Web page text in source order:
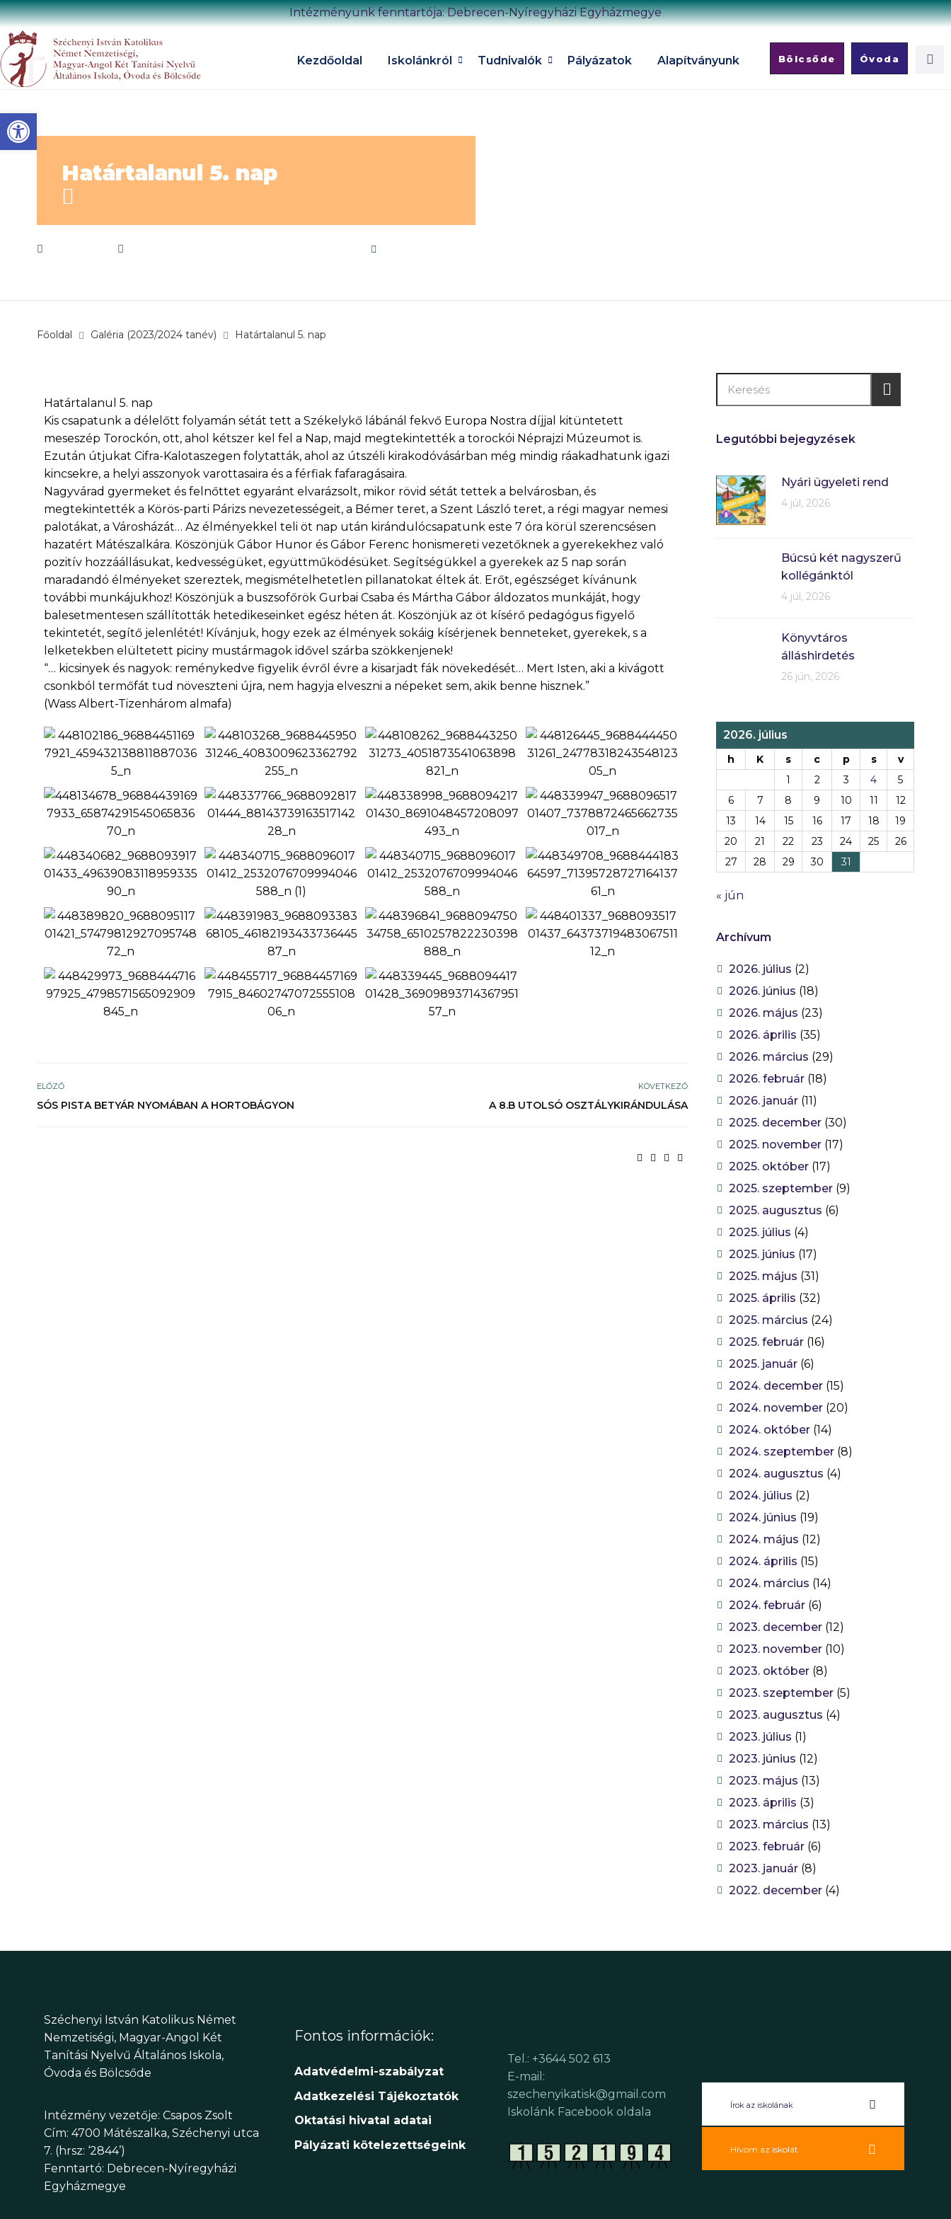
Eszköztár megnyitása
Intézményünk fenntartója: Debrecen-Nyíregyházi Egyházmegye
Kezdőoldal Iskolánkról Tudnivalók Pályázatok Alapítványunk Bölcsőde Óvoda
Határtalanul 5. nap
Főoldal Galéria (2023/2024 tanév) Határtalanul 5. nap
Határtalanul 5. nap
Kis csapatunk a délelőtt folyamán sétát tett a Székelykő lábánál fekvő Europa Nostra díjjal kitüntetett
meseszép Torockón, ott, ahol kétszer kel fel a Nap, majd megtekintették a torockói Néprajzi Múzeumot is.
Ezután útjukat Cifra-Kalotaszegen folytatták, ahol az útszéli kirakodóvásárban még mindig ráakadhatunk igazi
kincsekre, a helyi asszonyok varottasaira és a férfiak fafaragásaira.
Nagyvárad gyermeket és felnőttet egyaránt elvarázsolt, mikor rövid sétát tettek a belvárosban, és
megtekintették a Körös-parti Párizs nevezetességeit, a Bémer teret, a Szent László teret, a régi magyar nemesi
palotákat, a Városházát… Az élményekkel teli öt nap után kirándulócsapatunk este 7 óra körül szerencsésen
hazatért Mátészalkára. Köszönjük Gábor Hunor és Gábor Ferenc honismereti vezetőknek a gyerekekhez való
pozitív hozzáállásukat, kedvességüket, együttműködésüket. Segítségükkel a gyerekek az 5 nap során
maradandó élményeket szereztek, megismételhetetlen pillanatokat éltek át. Erőt, egészséget kívánunk
további munkájukhoz! Köszönjük a buszsofőrök Gurbai Csaba és Mártha Gábor áldozatos munkáját, hogy
balesetmentesen szállították hetedikeseinket egész héten át. Köszönjük az öt kísérő pedagógus figyelő
tekintetét, segítő jelenlétét! Kívánjuk, hogy ezek az élmények sokáig kísérjenek benneteket, gyerekek, s a
lelketekben elültetett piciny mustármagok idővel szárba szökkenjenek!
“… kicsinyek és nagyok: reménykedve figyelik évről évre a kisarjadt fák növekedését… Mert Isten, aki a kivágott
csonkból termőfát tud növeszteni újra, nem hagyja elveszni a népeket sem, akik benne hisznek.”
(Wass Albert-Tizenhárom almafa)
ELŐZŐ
SÓS PISTA BETYÁR NYOMÁBAN A HORTOBÁGYON
KÖVETKEZŐ
A 8.B UTOLSÓ OSZTÁLYKIRÁNDULÁSA
Legutóbbi bejegyzések
Nyári ügyeleti rend
4 júl, 2026
Búcsú két nagyszerű
kollégánktól
4 júl, 2026
Könyvtáros
álláshirdetés
26 jún, 2026
2026. július
h K s c p s
v
1
2 3 4
5
6
7 8 9 10 11
12
13
14 15 16 17 18
19
20
21 22 23 24 25
26
27
28 29 30 31
« jún
Archívum
2026. július (2)
2026. június (18)
2026. május (23)
2026. április (35)
2026. március (29)
2026. február (18)
2026. január (11)
2025. december (30)
2025. november (17)
2025. október (17)
2025. szeptember (9)
2025. augusztus (6)
2025. július (4)
2025. június (17)
2025. május (31)
2025. április (32)
2025. március (24)
2025. február (16)
2025. január (6)
2024. december (15)
2024. november (20)
2024. október (14)
2024. szeptember (8)
2024. augusztus (4)
2024. július (2)
2024. június (19)
2024. május (12)
2024. április (15)
2024. március (14)
2024. február (6)
2023. december (12)
2023. november (10)
2023. október (8)
2023. szeptember (5)
2023. augusztus (4)
2023. július (1)
2023. június (12)
2023. május (13)
2023. április (3)
2023. március (13)
2023. február (6)
2023. január (8)
2022. december (4)
Széchenyi István Katolikus Német
Nemzetiségi, Magyar-Angol Két
Tanítási Nyelvű Általános Iskola,
Óvoda és Bölcsőde
Intézmény vezetője: Csapos Zsolt
Cím: 4700 Mátészalka, Széchenyi utca
7. (hrsz: ‘2844’)
Fenntartó: Debrecen-Nyíregyházi
Egyházmegye
Fontos információk:
Adatvédelmi-szabályzat
Adatkezelési Tájékoztatók
Oktatási hivatal adatai
Pályázati kötelezettségeink
Tel.: +3644 502 613
E-mail:
szechenyikatisk@gmail.com
Iskolánk Facebook oldala
Írok az iskolának
Hívom az iskolát